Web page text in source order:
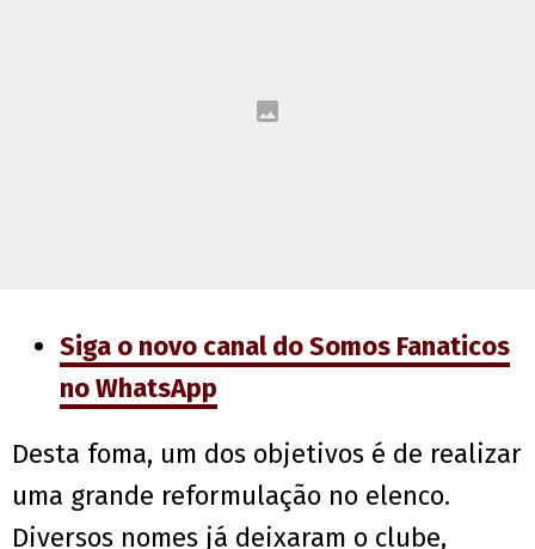
Siga o novo canal do Somos Fanaticos
no WhatsApp
Desta foma, um dos objetivos é de realizar
uma grande reformulação no elenco.
Diversos nomes já deixaram o clube,